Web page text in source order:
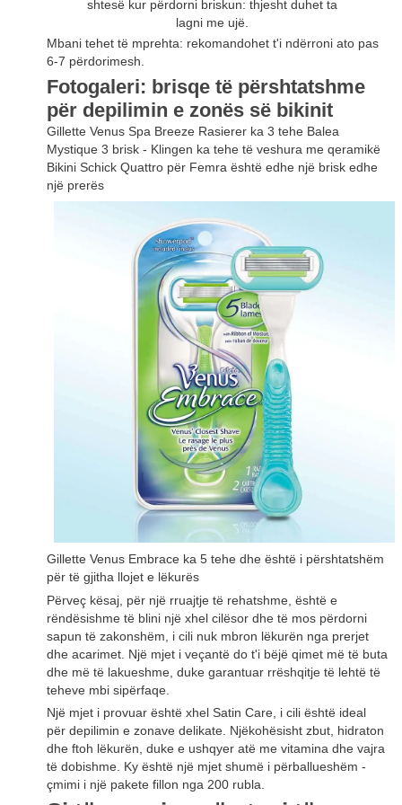
shtesë kur përdorni briskun: thjesht duhet ta
lagni me ujë.
Mbani tehet të mprehta: rekomandohet t'i ndërroni ato pas
6-7 përdorimesh.
Fotogaleri: brisqe të përshtatshme
për depilimin e zonës së bikinit
Gillette Venus Spa Breeze Rasierer ka 3 tehe Balea
Mystique 3 brisk - Klingen ka tehe të veshura me qeramikë
Bikini Schick Quattro për Femra është edhe një brisk edhe
një prerës
Gillette Venus Embrace ka 5 tehe dhe është i përshtatshëm
për të gjitha llojet e lëkurës
Përveç kësaj, për një rruajtje të rehatshme, është e
rëndësishme të blini një xhel cilësor dhe të mos përdorni
sapun të zakonshëm, i cili nuk mbron lëkurën nga prerjet
dhe acarimet. Një mjet i veçantë do t'i bëjë qimet më të buta
dhe më të lakueshme, duke garantuar rrëshqitje të lehtë të
teheve mbi sipërfaqe.
Një mjet i provuar është xhel Satin Care, i cili është ideal
për depilimin e zonave delikate. Njëkohësisht zbut, hidraton
dhe ftoh lëkurën, duke e ushqyer atë me vitamina dhe vajra
të dobishme. Ky është një mjet shumë i përballueshëm -
çmimi i një pakete fillon nga 200 rubla.